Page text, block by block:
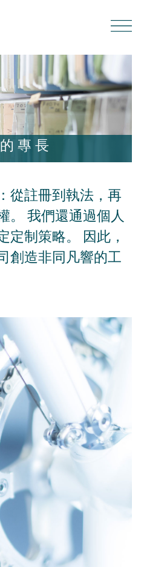
專長
從註冊到執法，再
。 我們還通過個人
定制策略。 因此，
創造非同凡響的工